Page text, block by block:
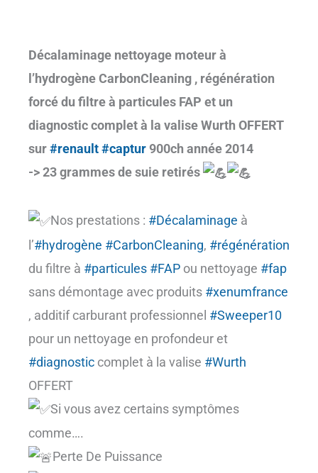
Décalaminage nettoyage moteur à
l’hydrogène CarbonCleaning , régénération
forcé du filtre à particules FAP et un
diagnostic complet à la valise Wurth OFFERT
sur#renault#captur900ch année 2014
-> 23 grammes de suie retirés
Nos prestations : #Décalaminage à
l’#hydrogène #CarbonCleaning, #régénération
du filtre à #particules #FAP ou nettoyage #fap
sans démontage avec produits #xenumfrance
, additif carburant professionnel #Sweeper10
pour un nettoyage en profondeur et
#diagnostic complet à la valise #Wurth
OFFERT
Si vous avez certains symptômes
comme….
Perte De Puissance